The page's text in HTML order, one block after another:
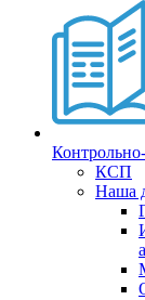
КСП
Наша